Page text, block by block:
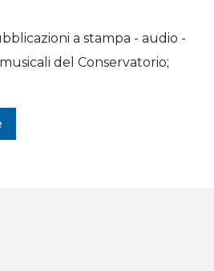
a stampa - audio -
del Conservatorio;